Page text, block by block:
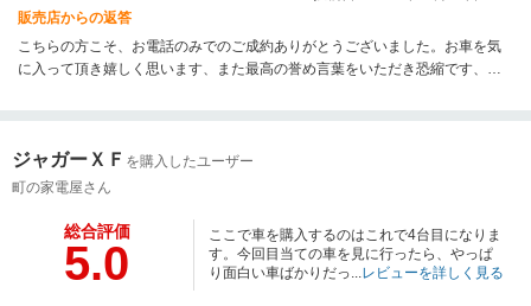
販売店からの返答
こちらの方こそ、お電話のみでのご成約ありがとうございました。お車を気
に入って頂き嬉しく思います、また最高の誉め言葉をいただき恐縮です、あ
相談ください。今後ともよろしくお願いいたします。
ジャガーＸＦ を購入したユーザー
町の家電屋さん
総合評価
5.0
ここで車を購入するのはこれで4台目になりま
す。今回目当ての車を見に行ったら、やっぱ
り面白い車ばかりだっ...レビューを詳しく見る